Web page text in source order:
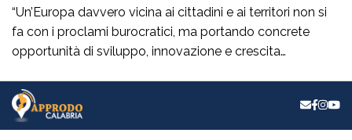
“Un’Europa davvero vicina ai cittadini e ai territori non si
fa con i proclami burocratici, ma portando concrete
opportunità di sviluppo, innovazione e crescita
una nota l’eurodeputato calabrese di Fratelli d’Italia,
Denis Nesci, annunciando la pubblicazione della
newsletter istituzionale del mese di agosto, interamente